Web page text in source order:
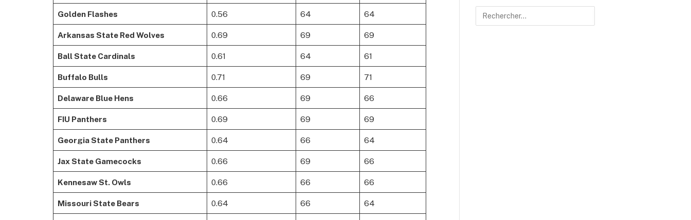
Golden Flashes 0.56 64 64
Arkansas State Red Wolves 0.69 69 69
Ball State Cardinals 0.61 64 61
Buffalo Bulls 0.71 69 71
Delaware Blue Hens 0.66 69 66
FIU Panthers 0.69 69 69
Georgia State Panthers 0.64 66 64
Jax State Gamecocks 0.66 69 66
Kennesaw St. Owls 0.66 66 66
Missouri State Bears 0.64 66 64